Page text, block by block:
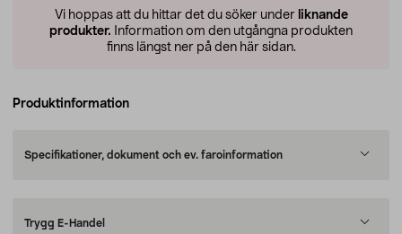
Vi hoppas att du hittar det du söker under liknande
produkter. Information om den utgångna produkten
finns längst ner på den här sidan.
Produktinformation
Specifikationer, dokument och ev. faroinformation
Trygg E-Handel